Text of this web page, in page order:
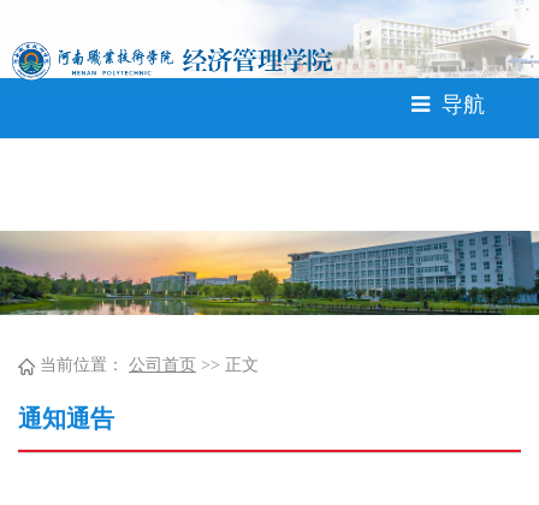
中国·304永利(集团有限公
司)-官方网站
导航
通知通告
当前位置： 公司首页 >> 正文